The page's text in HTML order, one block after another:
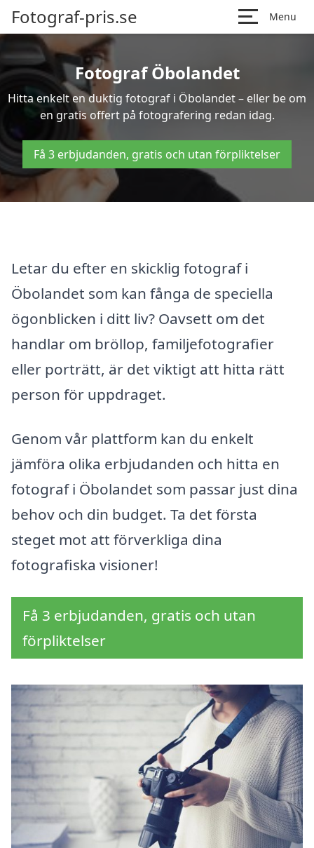
Fotograf-pris.se Menu
Fotograf Öbolandet
Hitta enkelt en duktig fotograf i Öbolandet – eller be om
en gratis offert på fotografering redan idag.
Få 3 erbjudanden, gratis och utan förpliktelser
Letar du efter en skicklig fotograf i
Öbolandet som kan fånga de speciella
ögonblicken i ditt liv? Oavsett om det
handlar om bröllop, familjefotografier
eller porträtt, är det viktigt att hitta rätt
person för uppdraget.
Genom vår plattform kan du enkelt
jämföra olika erbjudanden och hitta en
fotograf i Öbolandet som passar just dina
behov och din budget. Ta det första
steget mot att förverkliga dina
fotografiska visioner!
Få 3 erbjudanden, gratis och utan
förpliktelser